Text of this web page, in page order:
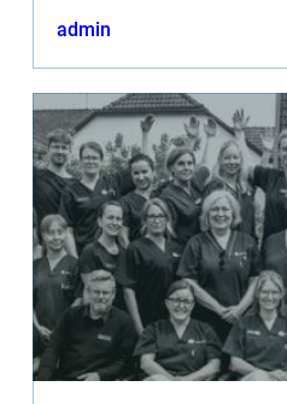
admin